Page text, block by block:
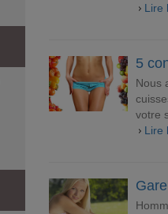
Lire
5
Nous
votre
Lire